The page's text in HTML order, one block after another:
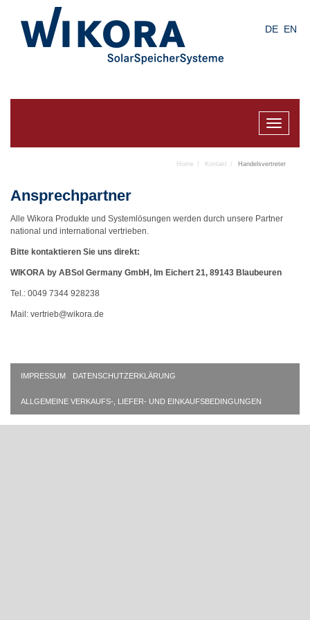
DE EN
Toggle
Home Kontakt Handelsvertreter
Ansprechpartner
Alle Wikora Produkte und Systemlösungen werden durch unsere Partner
national und international vertrieben.
Bitte kontaktieren Sie uns direkt:
WIKORA by ABSol Germany GmbH, Im Eichert 21, 89143 Blaubeuren
Tel.: 0049 7344 928238
Mail: vertrieb@wikora.de
IMPRESSUM DATENSCHUTZERKLÄRUNG
ALLGEMEINE VERKAUFS-, LIEFER- UND EINKAUFSBEDINGUNGEN